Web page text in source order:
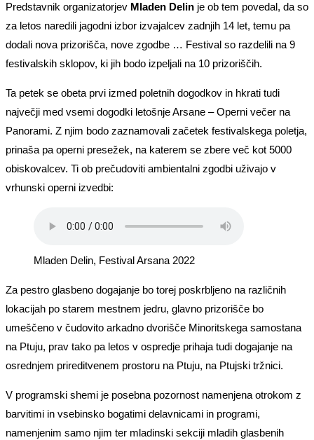
Predstavnik organizatorjev Mladen Delin je ob tem povedal, da so
za letos naredili jagodni izbor izvajalcev zadnjih 14 let, temu pa
dodali nova prizorišča, nove zgodbe … Festival so razdelili na 9
festivalskih sklopov, ki jih bodo izpeljali na 10 prizoriščih.
Ta petek se obeta prvi izmed poletnih dogodkov in hkrati tudi
največji med vsemi dogodki letošnje Arsane – Operni večer na
Panorami. Z njim bodo zaznamovali začetek festivalskega poletja,
prinaša pa operni presežek, na katerem se zbere več kot 5000
obiskovalcev. Ti ob prečudoviti ambientalni zgodbi uživajo v
vrhunski operni izvedbi:
Mladen Delin, Festival Arsana 2022
Za pestro glasbeno dogajanje bo torej poskrbljeno na različnih
lokacijah po starem mestnem jedru, glavno prizorišče bo
umeščeno v čudovito arkadno dvorišče Minoritskega samostana
na Ptuju, prav tako pa letos v ospredje prihaja tudi dogajanje na
osrednjem prireditvenem prostoru na Ptuju, na Ptujski tržnici.
V programski shemi je posebna pozornost namenjena otrokom z
barvitimi in vsebinsko bogatimi delavnicami in programi,
namenjenim samo njim ter mladinski sekciji mladih glasbenih